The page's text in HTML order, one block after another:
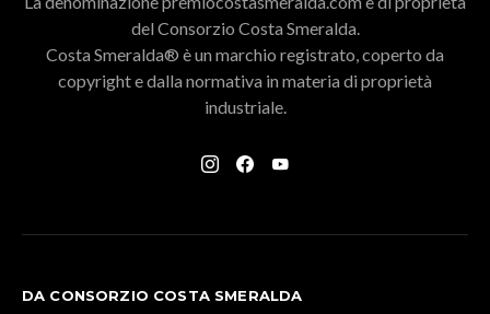
del Consorzio Costa Smeralda.
Costa Smeralda® è un marchio registrato, coperto da
copyright e dalla normativa in materia di proprietà
industriale.
DA CONSORZIO COSTA SMERALDA